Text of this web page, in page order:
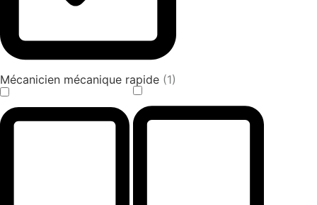
Mécanicien mécanique rapide (1)